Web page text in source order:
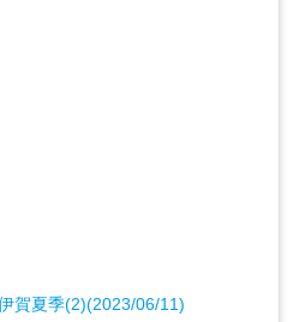
賀夏季(2)(2023/06/11)